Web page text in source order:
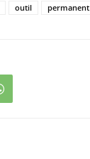
outil permanent